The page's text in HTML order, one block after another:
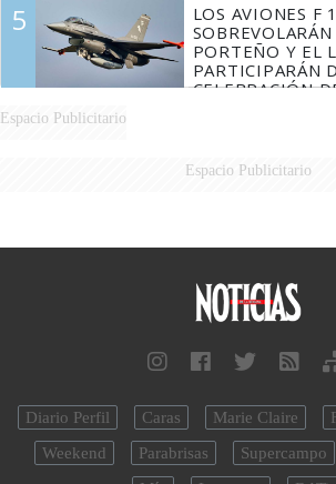
5
LOS AVIONES F
PORTEÑO Y EL
PARTICIPARÁN
CELEBRACIÓN
Espacio Publicitario
Espacio Publicitario
Diario Perfil Caras Marie Claire
Weekend
Parabrisas Supercampo